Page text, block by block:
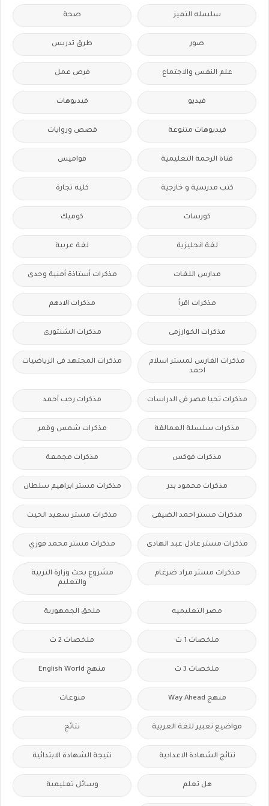
سلسله التميز صحة
صور طرق تدريس
علم النفس والاجتماع فرص عمل
فيديو فيديوهات
فيديوهات متنوعة قصص وروايات
قناة الرحمة التعليمية قواميس
كتب مدرسية و خارجية كلية تجارة
كورسات كوميك
لغة انجليزية لغة عربية
مدارس اللغات مذكرات أستاذة أمنية وجدى
مذكرات اقرأ مذكرات الادهم
مذكرات الخوارزمى مذكرات الشنتورى
مذكرات الفارس لمستر اسلام
احمد
مذكرات المجتهد فى الرياضيات
مذكرات تحيا مصر فى الدراسات مذكرات رجب أحمد
مذكرات سلسلة العمالقة مذكرات شمس وقمر
مذكرات فوكس مذكرات مجمعة
مذكرات محمود بدر مذكرات مستر ابراهيم سلطان
مذكرات مستر احمد الضيفى مذكرات مستر سعيد الحيت
مذكرات مستر عادل عبد الهادى مذكرات مستر محمد فوزي
مذكرات مستر مراد ضرغام
مشروع بحث وزارة التربية
والتعليم
مصر التعليميه ملحق الجمهورية
ملخصات 1 ث ملخصات 2 ث
ملخصات 3 ث منهج English World
منهج Way Ahead منوعات
مواضيع تعبير للغة العربية نتائج
نتائج الشهادة الاعدادية نتيجة الشهادة الابتدائية
هل تعلم وسائل تعليمية